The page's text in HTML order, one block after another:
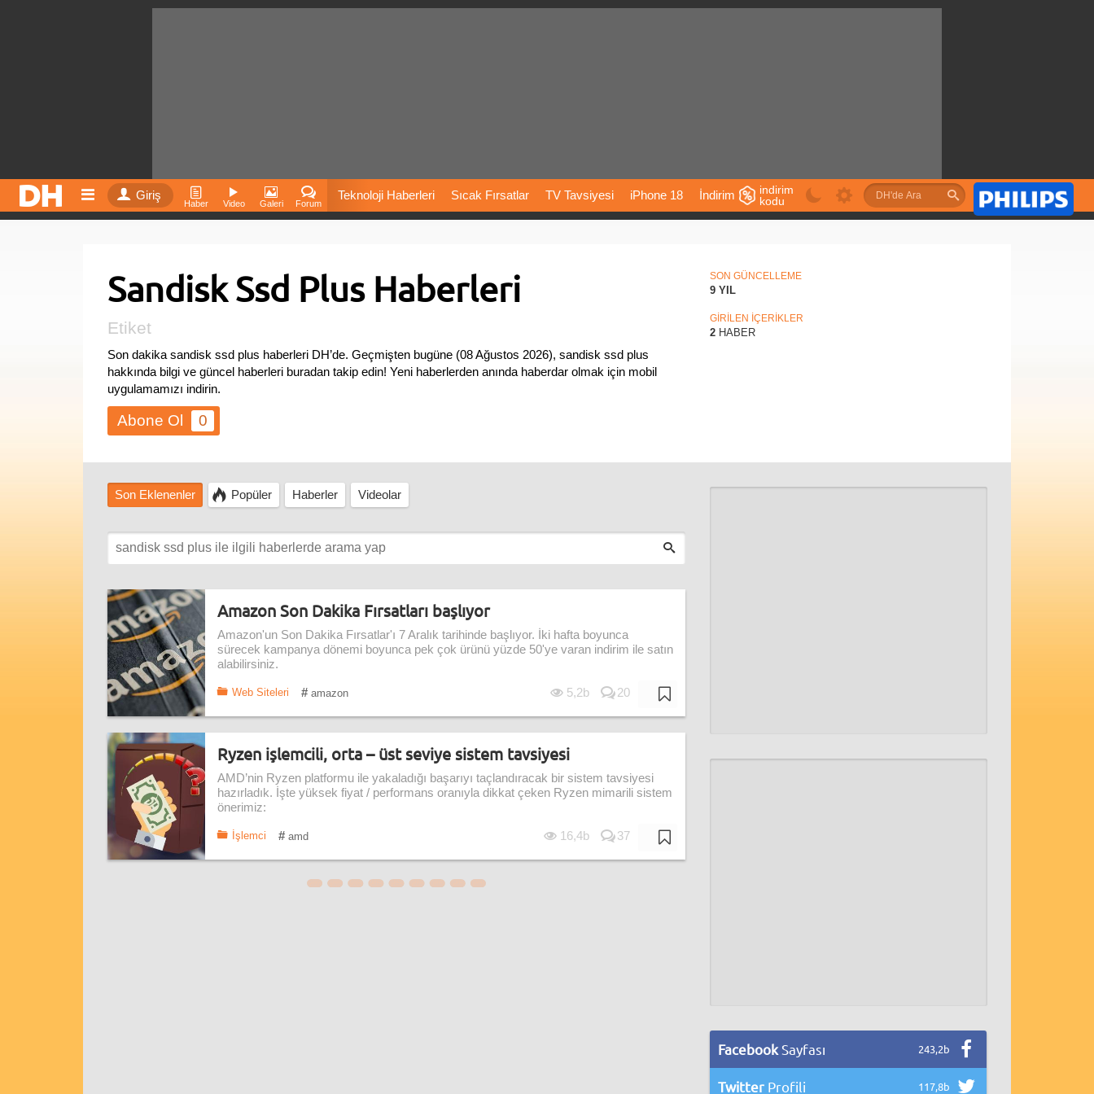
Giriş
Haber Video Galeri Forum
Teknoloji Haberleri Sıcak Fırsatlar TV Tavsiyesi iPhone 18 İndirim
Vizyondaki Filmler Bitcoin Önerileri
indirim
kodu
Sandisk Ssd Plus Haberleri
Etiket
Son dakika sandisk ssd plus haberleri DH’de. Geçmişten bugüne (08 Ağustos 2026), sandisk ssd plus
hakkında bilgi ve güncel haberleri buradan takip edin! Yeni haberlerden anında haberdar olmak için mobil
uygulamamızı indirin.
0
SON GÜNCELLEME
9 YIL
GİRİLEN İÇERİKLER
2 HABER
Son Eklenenler Popüler Haberler Videolar
Amazon Son Dakika Fırsatları başlıyor
Amazon'un Son Dakika Fırsatlar'ı 7 Aralık tarihinde başlıyor. İki hafta boyunca
sürecek kampanya dönemi boyunca pek çok ürünü yüzde 50'ye varan indirim ile satın
alabilirsiniz.
Web Siteleri # amazon 5,2b 20
Ryzen işlemcili, orta – üst seviye sistem tavsiyesi
AMD’nin Ryzen platformu ile yakaladığı başarıyı taçlandıracak bir sistem tavsiyesi
hazırladık. İşte yüksek fiyat / performans oranıyla dikkat çeken Ryzen mimarili sistem
önerimiz:
İşlemci # amd 16,4b 37
Facebook Sayfası 243,2b
Twitter Profili 117,8b